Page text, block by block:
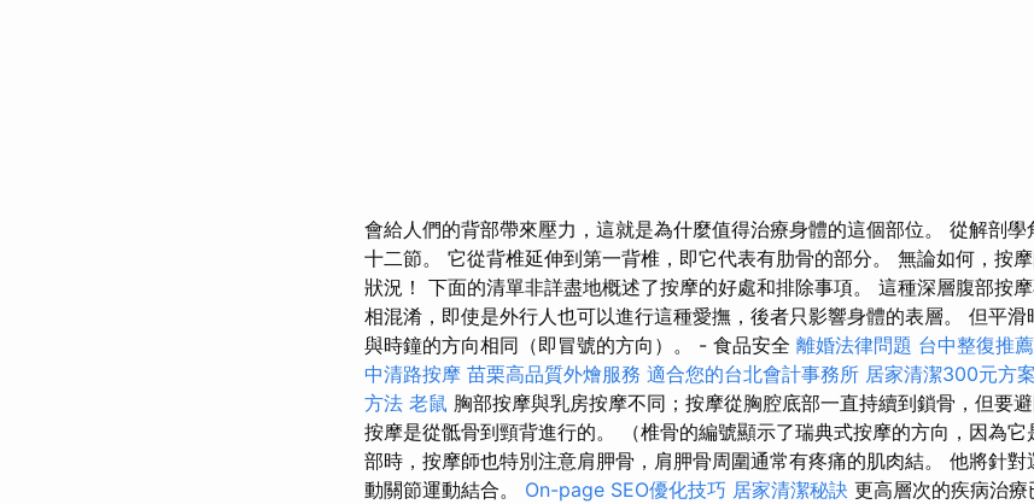
會給人們的背部帶來壓力，這就是為什麼值得治療身體的這個部位。 從解剖
十二節。 它從背椎延伸到第一背椎，即它代表有肋骨的部分。 無論如何，按
狀況！ 下面的清單非詳盡地概述了按摩的好處和排除事項。 這種深層腹部按
相混淆，即使是外行人也可以進行這種愛撫，後者只影響身體的表層。 但平滑
與時鐘的方向相同（即冒號的方向）。 - 食品安全 離婚法律問題 台中整復推
中清路按摩 苗栗高品質外燴服務 適合您的台北會計事務所 居家清潔300元方案
方法 老鼠 胸部按摩與乳房按摩不同；按摩從胸腔底部一直持續到鎖骨，但要
按摩是從骶骨到頸背進行的。 （椎骨的編號顯示了瑞典式按摩的方向，因為
部時，按摩師也特別注意肩胛骨，肩胛骨周圍通常有疼痛的肌肉結。 他將針
動關節運動結合。 On-page SEO優化技巧 居家清潔秘訣 更高層次的疾病治